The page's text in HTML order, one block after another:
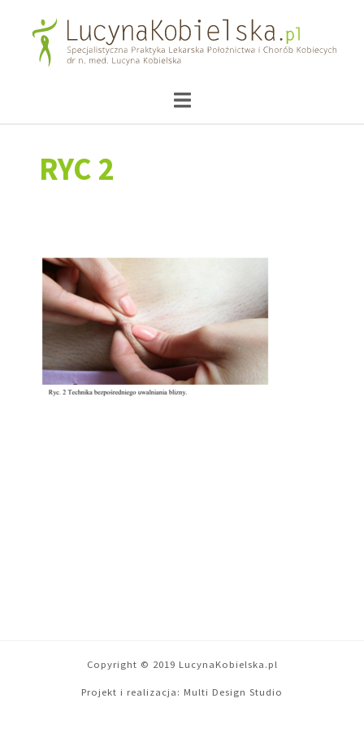
RYC 2
Copyright © 2019 LucynaKobielska.pl
Projekt i realizacja: Multi Design Studio